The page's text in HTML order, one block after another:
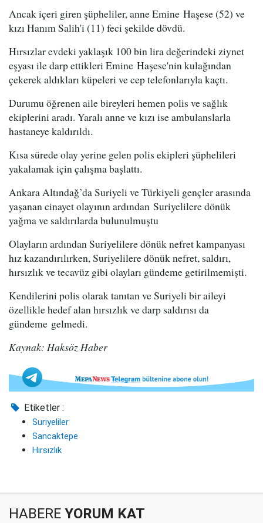
Ancak içeri giren şüpheliler, anne Emine Haşese (52) ve
kızı Hanım Salih'i (11) feci şekilde dövdü.
Hırsızlar evdeki yaklaşık 100 bin lira değerindeki ziynet
eşyası ile darp ettikleri Emine Haşese'nin kulağından
çekerek aldıkları küpeleri ve cep telefonlarıyla kaçtı.
Durumu öğrenen aile bireyleri hemen polis ve sağlık
ekiplerini aradı. Yaralı anne ve kızı ise ambulanslarla
hastaneye kaldırıldı.
Kısa sürede olay yerine gelen polis ekipleri şüphelileri
yakalamak için çalışma başlattı.
Ankara Altındağ’da Suriyeli ve Türkiyeli gençler arasında
yaşanan cinayet olayının ardından Suriyelilere dönük
yağma ve saldırılarda bulunulmuştu
Olayların ardından Suriyelilere dönük nefret kampanyası
hız kazandırılırken, Suriyelilere dönük nefret, saldırı,
hırsızlık ve tecavüz gibi olayları gündeme getirilmemişti.
Kendilerini polis olarak tanıtan ve Suriyeli bir aileyi
özellikle hedef alan hırsızlık ve darp saldırısı da
gündeme gelmedi.
Kaynak: Haksöz Haber
Etiketler :
Suriyeliler
Sancaktepe
Hırsızlık
HABERE YORUM KAT